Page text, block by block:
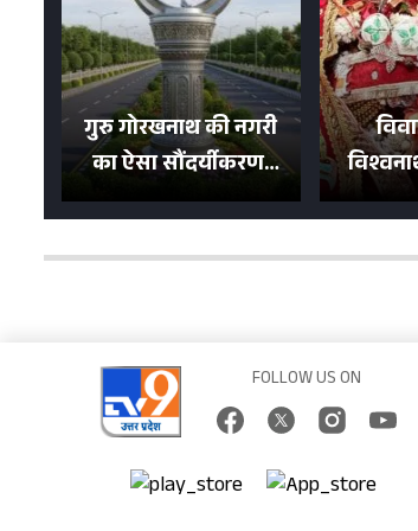
गुरु गोरखनाथ की नगरी
का ऐसा सौंदर्यीकरण!
मन मोह लेंगी शहर की
को 6
FOLLOW US ON